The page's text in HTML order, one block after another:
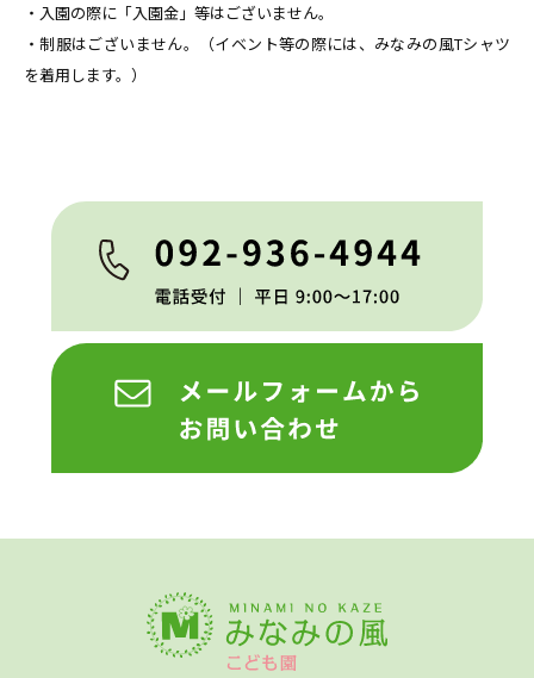
・入園の際に「入園金」等はございません。
・制服はございません。（イベント等の際には、みなみの風Tシャツ
を着用します。）